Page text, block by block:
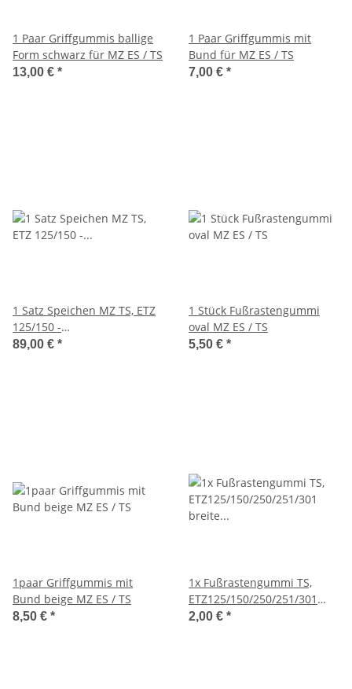
1 Paar Griffgummis ballige
Form schwarz für MZ ES / TS
13,00 € *
1 Paar Griffgummis mit
Bund für MZ ES / TS
7,00 € *
1 Satz Speichen MZ TS, ETZ
125/150 -
18"Trommelbremse chrom
89,00 € *
1 Stück Fußrastengummi
oval MZ ES / TS
5,50 € *
1paar Griffgummis mit
Bund beige MZ ES / TS
8,50 € *
1x Fußrastengummi TS,
ETZ125/150/250/251/301
breite Rippen
2,00 € *